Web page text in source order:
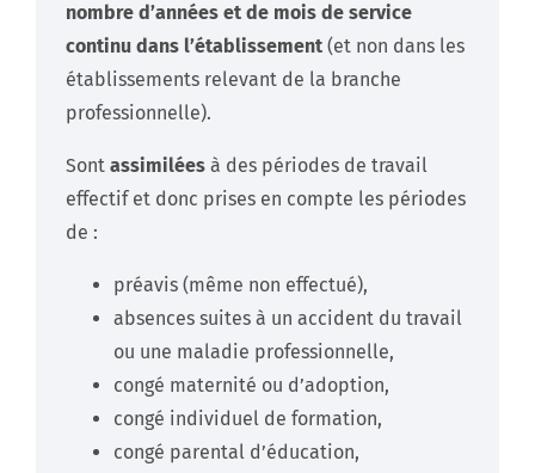
nombre d’années et de mois de service
continu dans l’établissement (et non dans les
établissements relevant de la branche
professionnelle).
Sont assimilées à des périodes de travail
effectif et donc prises en compte les périodes
de :
préavis (même non effectué),
absences suites à un accident du travail
ou une maladie professionnelle,
congé maternité ou d’adoption,
congé individuel de formation,
congé parental d’éducation,